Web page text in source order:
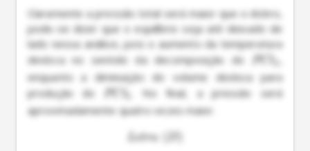
Claramente a pressão total será maior que o dobro,
pode-se dizer que o equilíbrio seja até deixado de
lado nessa análise, pois o aumento da temperatura
desloca no sentido da decomposição do
PC
enquanto a diminuição do volume desloca para
produção do
PC
. No final, a pressão será
aproximadamente quatro vezes maior.
e a